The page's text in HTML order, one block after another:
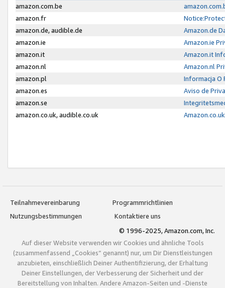
amazon.com.be
amazon.fr
amazon.de, audible.de
Amazon.de
amazon.ie
Amazon.ie
amazon.it
Amazon.it
amazon.nl
Amazon.nl
amazon.pl
Informacja O
amazon.es
Aviso de
amazon.se
amazon.co.uk, audible.co.uk
Teilnahmevereinbarung
Programmrichtlinien
Nutzungsbestimmungen
Kontaktiere uns
© 1996-2025, Amazon.com, Inc.
Auf dieser Website verwenden wir Cookies und ähnliche Tools
(zusammenfassend „Cookies“ genannt) nur, um Dir Dienstleistungen
anzubieten, einschließlich Deiner Authentifizierung, der Erhaltung
Deiner Einstellungen, der Verbesserung der Sicherheit und der
Bereitstellung von Inhalten. Andere Amazon-Seiten und -Dienste